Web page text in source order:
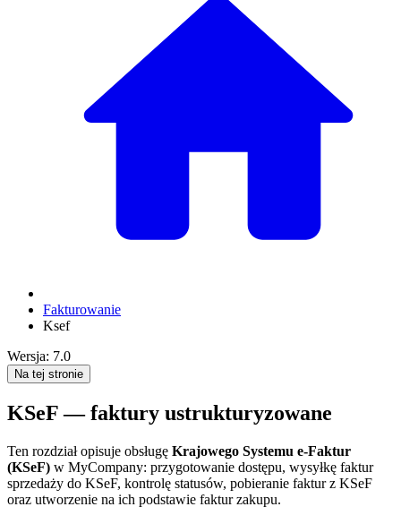
Fakturowanie
Ksef
Wersja: 7.0
Na tej stronie
KSeF — faktury ustrukturyzowane
Ten rozdział opisuje obsługę Krajowego Systemu e‑Faktur
(KSeF) w MyCompany: przygotowanie dostępu, wysyłkę faktur
sprzedaży do KSeF, kontrolę statusów, pobieranie faktur z KSeF
oraz utworzenie na ich podstawie faktur zakupu.